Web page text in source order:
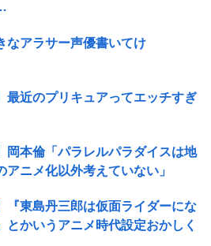
なアラサー声優書いてけ
最近のプリキュアってエッチすぎ
岡本倫「パラレルパラダイスは地
アニメ化以外考えていない」
『東島丹三郎は仮面ライダーにな
とかいうアニメ時代設定おかしく